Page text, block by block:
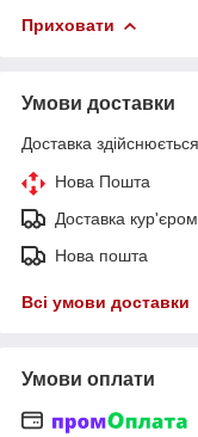
Приховати
Умови доставки
Доставка
Нова Пошта
Доставка кур'єром
Нова пошта
Всі умови доставки
Умови оплати